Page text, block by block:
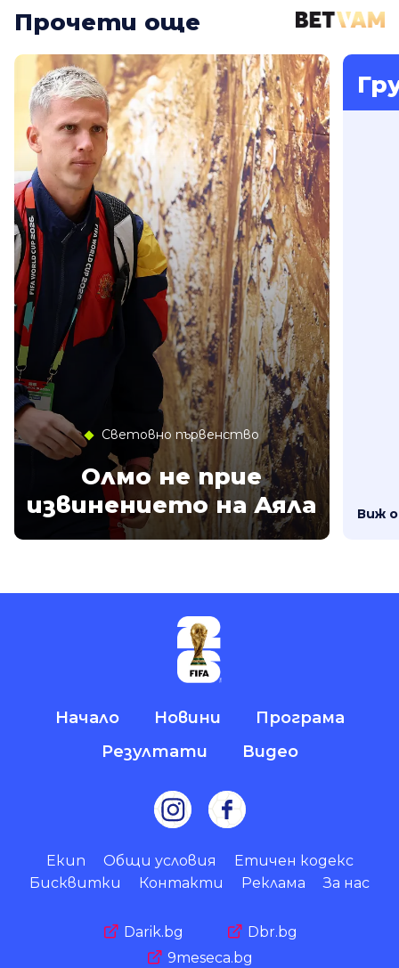
Прочети още
Световно първенство
Олмо не прие
извинението на Аяла
Виж
Начало Новини
Програма
Резултати
Видео
Екип Общи условия
Етичен кодекс
Бисквитки
Контакти Реклама За нас
Darik.bg
Dbr.bg
9meseca.bg